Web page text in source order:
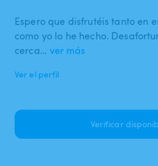
Espero que disfrutéis tanto en
como yo lo he hecho.
cerca… ver más
Ver el perfil
Verificar